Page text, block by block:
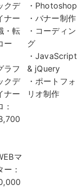
クデ
ナー
・転
ー
ラフ
クデ
ナー
：
マ
ー：
・Photoshop
・バナー制作
・コーディン
グ
・JavaScript
& jQuery
・ポートフォ
リオ制作